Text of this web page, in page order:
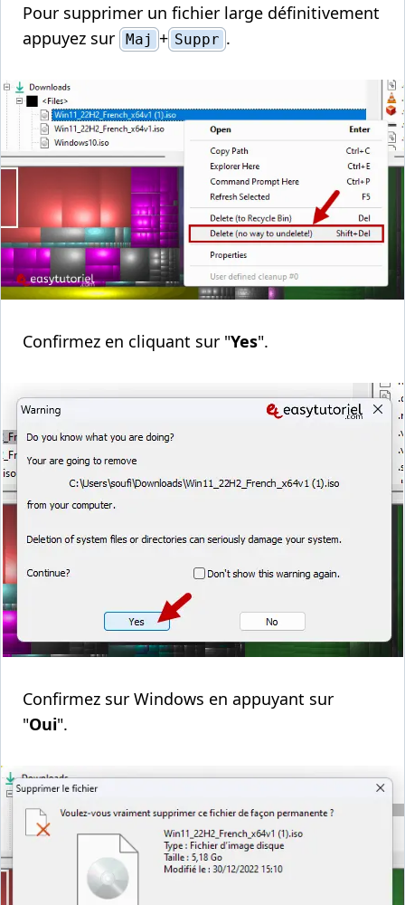
Pour supprimer un fichier large définitivement
appuyez sur
Maj + Suppr .
Confirmez en cliquant sur "Yes".
Confirmez sur Windows en appuyant sur
"Oui".